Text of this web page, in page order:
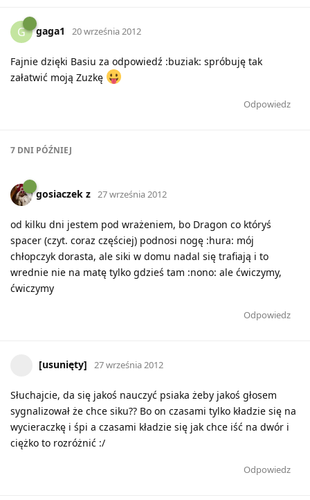
G gaga1 20 września 2012
Fajnie dzięki Basiu za odpowiedź :buziak: spróbuję tak
załatwić moją Zuzkę
Odpowiedz
7 DNI PÓŹNIEJ
gosiaczek z 27 września 2012
od kilku dni jestem pod wrażeniem, bo Dragon co któryś
spacer (czyt. coraz częściej) podnosi nogę :hura: mój
chłopczyk dorasta, ale siki w domu nadal się trafiają i to
wrednie nie na matę tylko gdzieś tam :nono: ale ćwiczymy,
ćwiczymy
Odpowiedz
[usunięty] 27 września 2012
Słuchajcie, da się jakoś nauczyć psiaka żeby jakoś głosem
sygnalizował że chce siku?? Bo on czasami tylko kładzie się na
wycieraczkę i śpi a czasami kładzie się jak chce iść na dwór i
ciężko to rozróżnić :/
Odpowiedz